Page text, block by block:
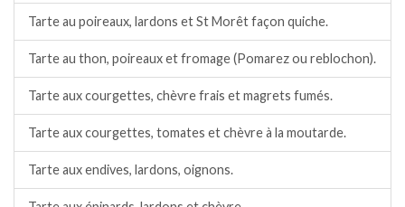
Tarte au poireaux, lardons et St Morêt façon quiche.
Tarte au thon, poireaux et fromage (Pomarez ou reblochon).
Tarte aux courgettes, chèvre frais et magrets fumés.
Tarte aux courgettes, tomates et chèvre à la moutarde.
Tarte aux endives, lardons, oignons.